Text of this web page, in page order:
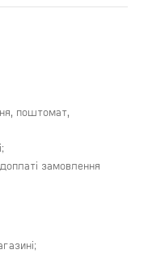
поштомат,
замовлення